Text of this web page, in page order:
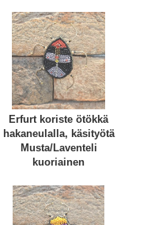
Erfurt koriste ötökkä
hakaneulalla, käsityötä
Musta/Laventeli
kuoriainen